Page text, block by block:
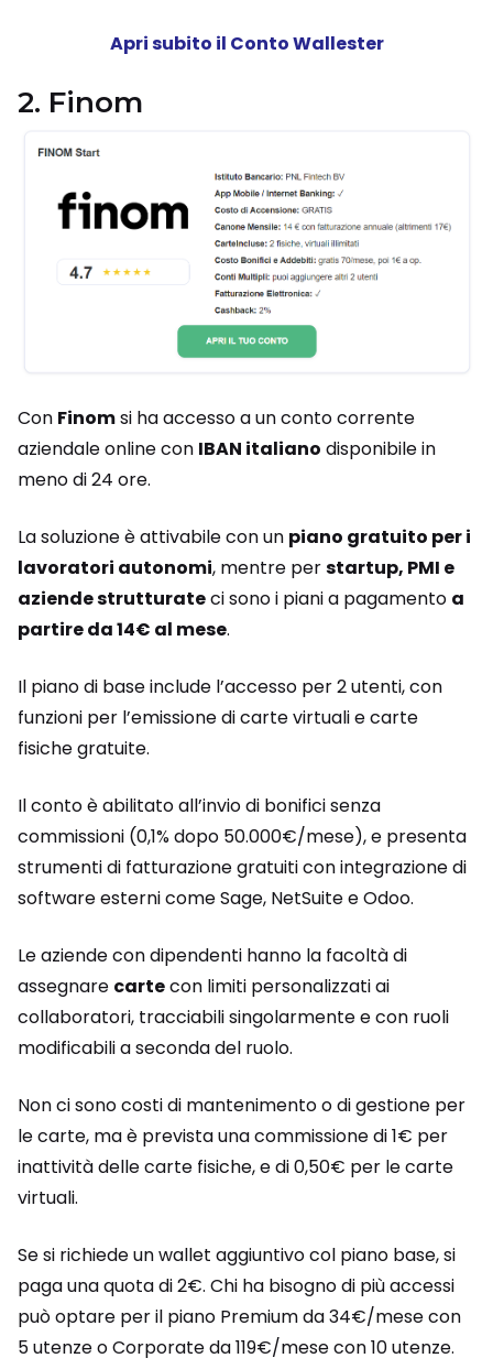
Apri subito il Conto Wallester
2. Finom
Con Finomsi ha accesso a un conto corrente
aziendale online con IBAN italiano disponibile in
meno di 24 ore.
La soluzione è attivabile con un piano gratuito per i
lavoratori autonomi, mentre perstartup, PMI e
aziende strutturateci sono i piani a pagamento a
partire da 14€ al mese.
Il piano di base include l’accesso per 2 utenti, con
funzioni per l’emissione di carte virtuali e carte
fisiche gratuite.
Il conto è abilitato all’invio di bonifici senza
commissioni (0,1% dopo 50.000€/mese), e presenta
strumenti di fatturazione gratuiti con integrazione di
software esterni come Sage, NetSuite e Odoo.
Le aziende con dipendenti hanno la facoltà di
assegnare cartecon limiti personalizzati ai
collaboratori, tracciabili singolarmente e con ruoli
modificabili a seconda del ruolo.
Non ci sono costi di mantenimento o di gestione per
le carte, ma è prevista una commissione di 1€ per
inattività delle carte fisiche, e di 0,50€ per le carte
virtuali.
Se si richiede un wallet aggiuntivo col piano base, si
paga una quota di 2€. Chi ha bisogno di più accessi
può optare per il piano Premium da 34€/mese con
5 utenze o Corporate da 119€/mese con 10 utenze.